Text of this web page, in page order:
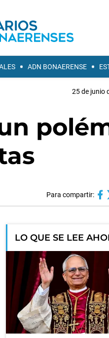
ADN BONAERENSE
25 de junio
Para compartir:
LO QUE SE LEE